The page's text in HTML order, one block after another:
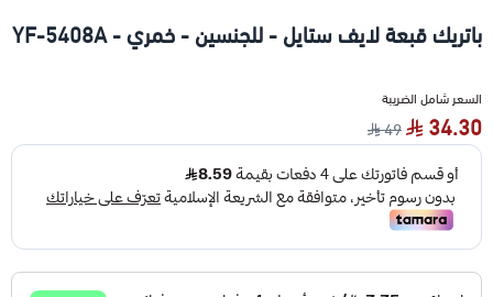
باتريك قبعة لايف ستايل - للجنسين - خمري - YF-5408A
السعر شامل الضريبة
34.30
49